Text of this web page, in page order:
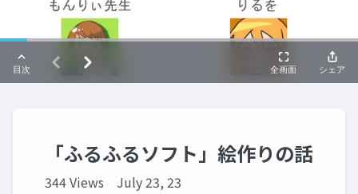
「ふるふるソフト」絵作りの話
344 Views July 23, 23